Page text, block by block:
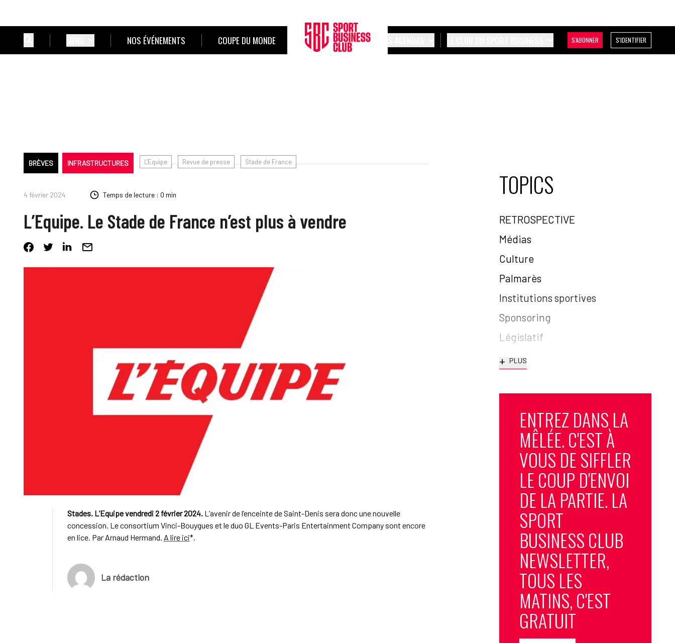
NOS ÉVÉNEMENTS COUPE DU MONDE S'ABONNER S'IDENTIFIER
BRÈVES INFRASTRUCTURES L'Equipe Revue de presse Stade de France
4 février 2024 Temps de lecture : 0 min
L’Equipe. Le Stade de France n’est plus à vendre
Stades. L’Equipe vendredi 2 février 2024. L’avenir de l’enceinte de Saint-Denis sera donc une nouvelle
concession. Le consortium Vinci-Bouygues et le duo GL Events-Paris Entertainment Company sont encore
en lice. Par Arnaud Hermand. A lire ici*.
La rédaction
TOPICS
RETROSPECTIVE
Médias
Culture
Palmarès
Institutions sportives
Sponsoring
Législatif
+ PLUS
ENTREZ DANS LA
MÊLÉE. C'EST À
VOUS DE SIFFLER
LE COUP D'ENVOI
DE LA PARTIE. LA
SPORT
BUSINESS CLUB
NEWSLETTER,
TOUS LES
MATINS, C'EST
GRATUIT